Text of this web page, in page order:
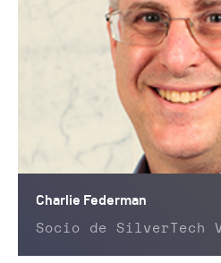
Charlie Federman
Socio de SilverTech